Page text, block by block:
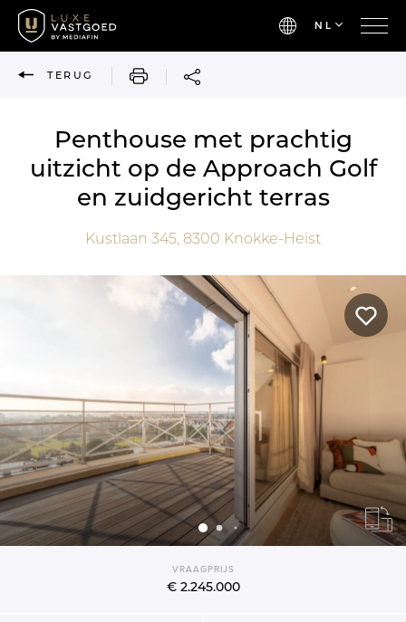
NL
TERUG AFDRUKKEN
Penthouse met prachtig
uitzicht op de Approach Golf
en zuidgericht terras
Kustlaan 345, 8300 Knokke-Heist
VRAAGPRIJS
€ 2.245.000